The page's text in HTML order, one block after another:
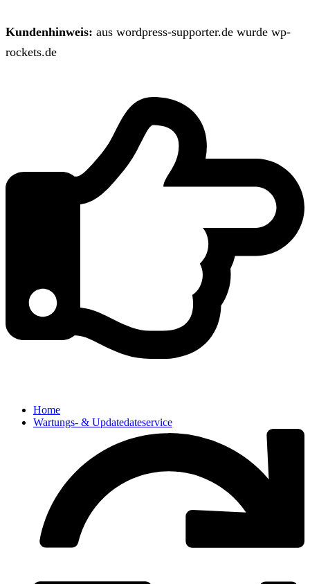
Kundenhinweis: aus wordpress-supporter.de wurde wp-
rockets.de
Home
Wartungs- & Updatedateservice